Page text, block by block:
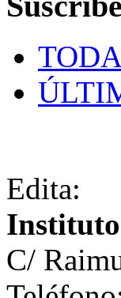
Edita:
C/